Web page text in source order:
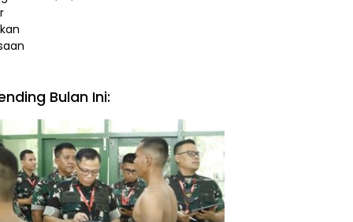
Bulan Ini: